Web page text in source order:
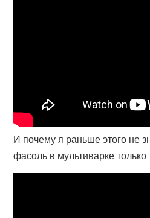
И почему я раньше этого не
фасоль в мультиварке